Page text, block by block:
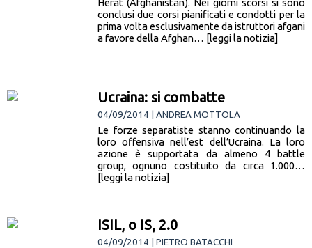
conclusi due corsi pianificati e condotti per la
prima volta esclusivamente da istruttori afgani
a favore della Afghan… [leggi la notizia]
Ucraina: si combatte
04/09/2014 | ANDREA MOTTOLA
Le forze separatiste stanno continuando la
loro offensiva nell’est dell’Ucraina. La loro
azione è supportata da almeno 4 battle
group, ognuno costituito da circa 1.000…
[leggi la notizia]
ISIL, o IS, 2.0
04/09/2014 | PIETRO BATACCHI